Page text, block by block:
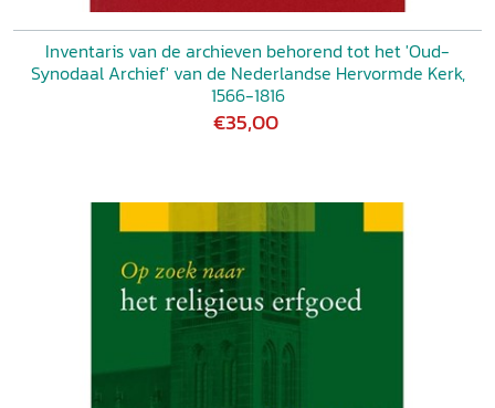
Inventaris van de archieven behorend tot het 'Oud-
Synodaal Archief' van de Nederlandse Hervormde Kerk,
1566-1816
€35,00